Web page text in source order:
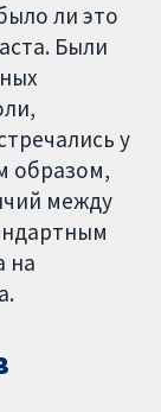
ли это
Были
у
образом,
между
на